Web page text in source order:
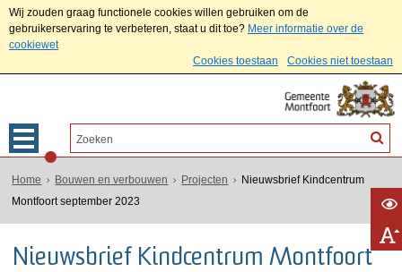
Wij zouden graag functionele cookies willen gebruiken om de
gebruikerservaring te verbeteren, staat u dit toe? Meer informatie over de
cookiewet
Cookies toestaan
Cookies niet toestaan
Home Bouwen en verbouwen Projecten
Nieuwsbrief Kindcentrum
Montfoort september 2023
Nieuwsbrief Kindcentrum Montfoort